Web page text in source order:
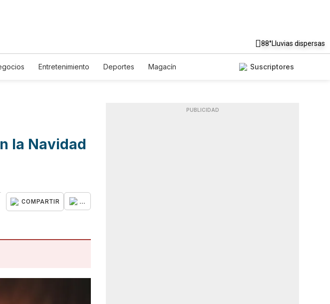
88°Lluvias dispersas
Entretenimiento Deportes
Magacín
Suscriptores
la Navidad
COMPARTIR ...
PUBLICIDAD